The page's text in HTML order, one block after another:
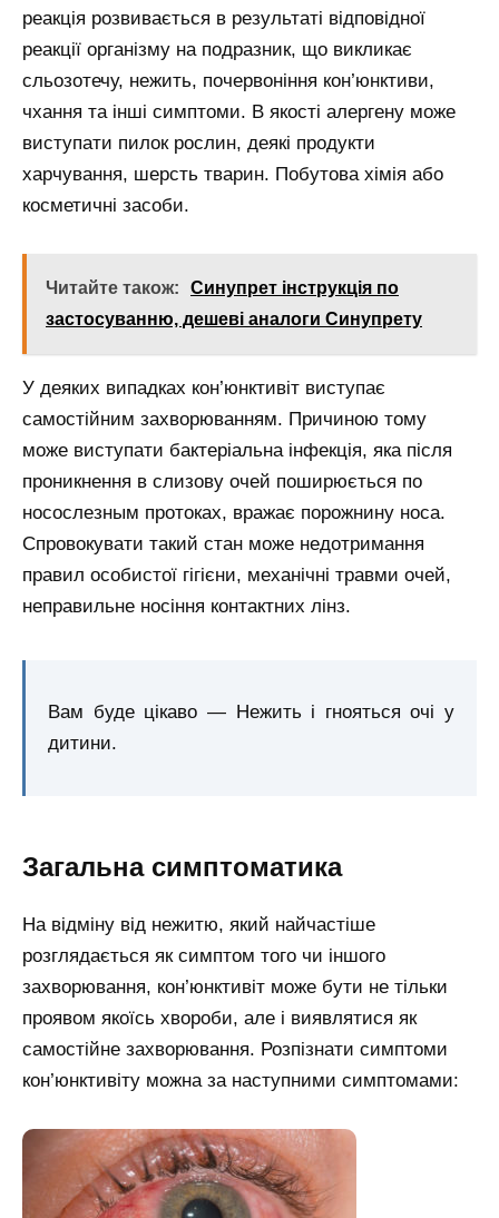
реакція розвивається в результаті відповідної
реакції організму на подразник, що викликає
сльозотечу, нежить, почервоніння кон’юнктиви,
чхання та інші симптоми. В якості алергену може
виступати пилок рослин, деякі продукти
харчування, шерсть тварин. Побутова хімія або
косметичні засоби.
Читайте також:
Синупрет інструкція по
застосуванню, дешеві аналоги Синупрету
У деяких випадках кон’юнктивіт виступає
самостійним захворюванням. Причиною тому
може виступати бактеріальна інфекція, яка після
проникнення в слизову очей поширюється по
носослезным протоках, вражає порожнину носа.
Спровокувати такий стан може недотримання
правил особистої гігієни, механічні травми очей,
неправильне носіння контактних лінз.
Вам буде цікаво — Нежить і гнояться очі у
дитини.
Загальна симптоматика
На відміну від нежитю, який найчастіше
розглядається як симптом того чи іншого
захворювання, кон’юнктивіт може бути не тільки
проявом якоїсь хвороби, але і виявлятися як
самостійне захворювання. Розпізнати симптоми
кон’юнктивіту можна за наступними симптомами: